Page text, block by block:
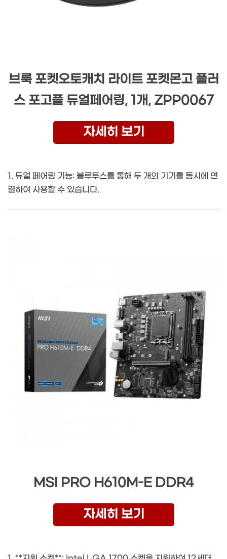
브룩 포켓오토캐치 라이트 포켓몬고 플러
스 포고플 듀얼페어링, 1개, ZPP0067
자세히 보기
1. 듀얼 페어링 기능: 블루투스를 통해 두 개의 기기를 동시에 연
결하여 사용할 수 있습니다.
MSI PRO H610M-E DDR4
자세히 보기